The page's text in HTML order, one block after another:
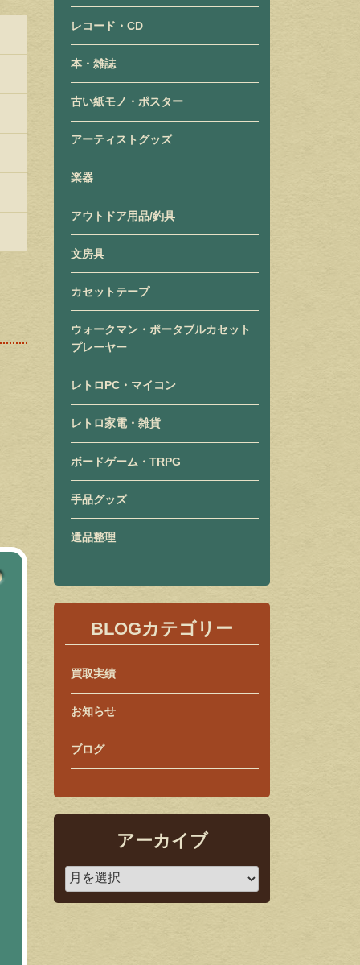
レコード・CD
本・雑誌
古い紙モノ・ポスター
アーティストグッズ
楽器
アウトドア用品/釣具
文房具
カセットテープ
ウォークマン・ポータブルカセット
プレーヤー
レトロPC・マイコン
レトロ家電・雑貨
ボードゲーム・TRPG
手品グッズ
遺品整理
BLOGカテゴリー
買取実績
お知らせ
ブログ
アーカイブ